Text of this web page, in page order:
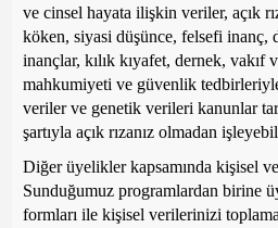
ve cinsel hayata ilişkin veriler, açık
köken, siyasi düşünce, felsefi inanç,
inançlar, kılık kıyafet, dernek, vakıf
mahkumiyeti ve güvenlik
veriler ve genetik verileri kanunlar
şartıyla açık rızanız olmadan
Diğer üyelikler kapsamında kişisel
Sunduğumuz programlardan birine
formları ile kişisel verilerinizi